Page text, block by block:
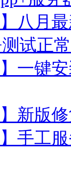
】八月
试正常
】一键
】新版
】手工